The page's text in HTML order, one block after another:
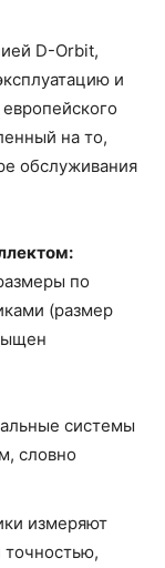
D-Orbit,
и
на то,
обслуживания
по
(размер
системы
словно
измеряют
точностью,